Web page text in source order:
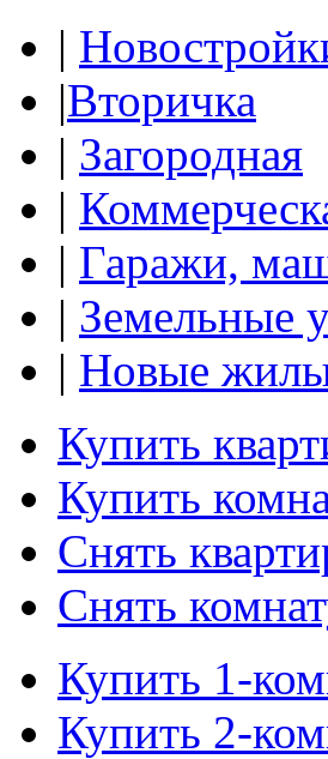
|
|Вторичка
| Загородная
|
| Гаражи,
| Земельные
| Новые
Купить
Купить
Снять
Снять
Купить 1-
Купить 2-